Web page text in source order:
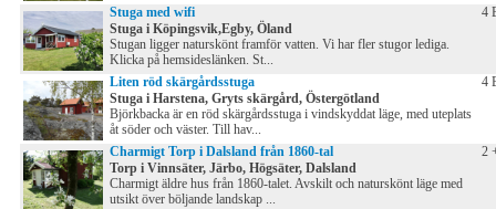
Stuga med wifi
Stuga i Köpingsvik,Egby, Öland
Stugan ligger naturskönt framför vatten. Vi har fler stugor lediga.
Klicka på hemsideslänken. St...
4
Liten röd skärgårdsstuga
Stuga i Harstena, Gryts skärgård, Östergötland
Björkbacka är en röd skärgårdsstuga i vindskyddat läge, med uteplats
åt söder och väster. Till hav...
4
Charmigt Torp i Dalsland från 1860-tal
Torp i Vinnsäter, Järbo, Högsäter, Dalsland
Charmigt äldre hus från 1860-talet. Avskilt och naturskönt läge med
utsikt över böljande landskap ...
2